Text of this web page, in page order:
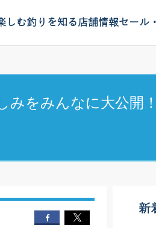
しむ釣りを知る店舗情報セール
をみんなに大公開！
新